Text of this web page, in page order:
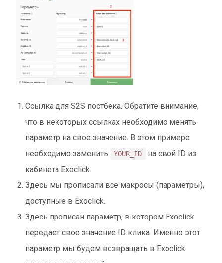
Ссылка для S2S постбека. Обратите внимание,
что в некоторых ссылках необходимо менять
параметр на свое значение. В этом примере
необходимо заменить
YOUR_ID
на свой ID из
кабинета Exoclick.
Здесь мы прописали все макросы (параметры),
доступные в Exoclick.
Здесь прописан параметр, в котором Exoclick
передает свое значение ID клика. Именно этот
параметр мы будем возвращать в Exoclick